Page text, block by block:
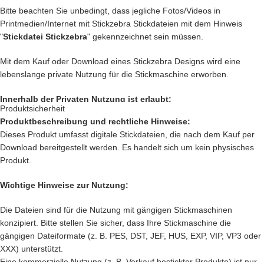
Setze Deine Ideen heute noch um und kaufe jetzt dieses kleine Pony.
herunterladen.
Bitte beachten Sie unbedingt, dass jegliche Fotos/Videos in
Printmedien/Internet mit Stickzebra Stickdateien mit dem Hinweis
"Stickdatei Stickzebra" gekennzeichnet sein müssen.
Mit dem Kauf oder Download eines Stickzebra Designs wird eine
lebenslange private Nutzung für die Stickmaschine erworben.
Innerhalb der Privaten Nutzung ist erlaubt:
Private Nutzung auf einem Produkt, das mit einer Stickmaschine
hergestellt worden ist, oder ein Produkt, das mit einer Stickzebra
Stickdatei bestickt wurde.
Nutzung auf Produkten, die als Geschenk oder Spende dienen sollen.
Verkauf des Produkts, das mit einer Stickmaschine hergestellt worden
ist, oder ein Produkt, das mit einer Stickzebra Stickdatei bestickt
wurde.
Sämtliche Änderungen an den Stickdateien sind verboten.
Produktsicherheit
Produktbeschreibung und rechtliche Hinweise:
Dieses Produkt umfasst digitale Stickdateien, die nach dem Kauf per
Download bereitgestellt werden. Es handelt sich um kein physisches
Produkt.
Wichtige Hinweise zur Nutzung:
Die Dateien sind für die Nutzung mit gängigen Stickmaschinen
konzipiert. Bitte stellen Sie sicher, dass Ihre Stickmaschine die
gängigen Dateiformate (z. B. PES, DST, JEF, HUS, EXP, VIP, VP3 oder
XXX) unterstützt.
Eine kommerzielle Nutzung (z. B. Verkauf bestickter Produkte) ist nur